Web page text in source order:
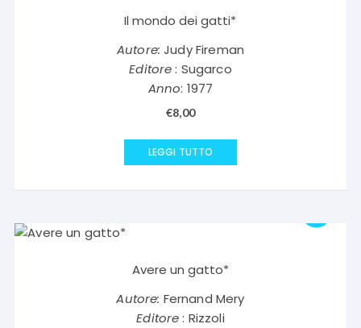
Il mondo dei gatti*
Autore: Judy Fireman
Editore: Sugarco
Anno: 1977
€8,00
LEGGI TUTTO
Avere un gatto*
Autore: Fernand Mery
Editore: Rizzoli